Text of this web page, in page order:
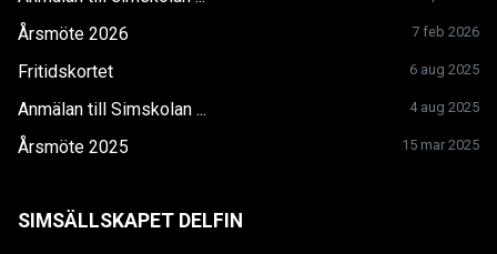
Årsmöte 2026 7 feb 2026
Fritidskortet 6 aug 2025
Anmälan till Simskolan ... 4 aug 2025
Årsmöte 2025 15 mar 2025
SIMSÄLLSKAPET DELFIN